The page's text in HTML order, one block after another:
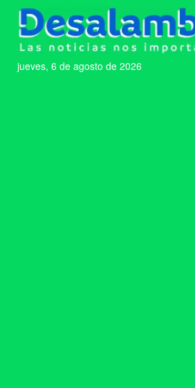
jueves, 6 de agosto de 2026